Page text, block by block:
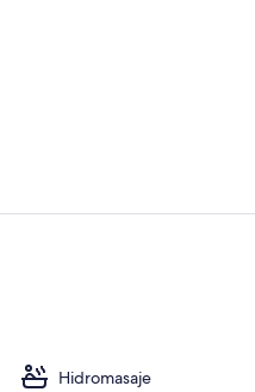
Hidromasaje